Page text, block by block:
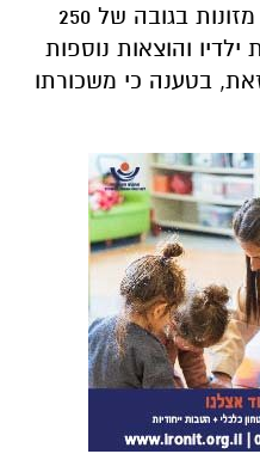
המשפט כי על האב לשלם מזונות בגובה של 250
והוצאות נוספות
הקטן שבהם בן 8. וזאת, בטענה כי משכורתו